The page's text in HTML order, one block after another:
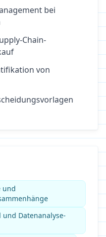
bei
Chain-
von
und
und Datenanalyse-